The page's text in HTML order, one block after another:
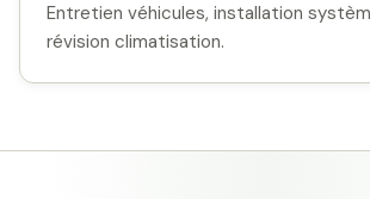
Entretien véhicules, installation
révision climatisation.